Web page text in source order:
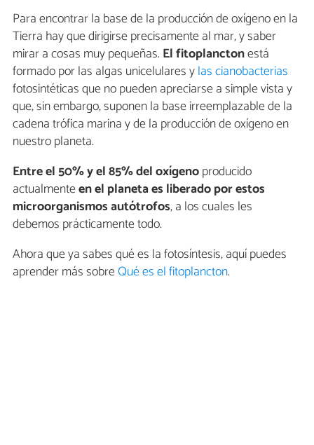
Para encontrar la base de la producción de oxígeno en la
Tierra hay que dirigirse precisamente al mar, y saber
mirar a cosas muy pequeñas. El fitoplanctonestá
formado por las algas unicelulares ylas cianobacterias
fotosintéticas que no pueden apreciarse a simple vista y
que, sin embargo, suponen la base irreemplazable de la
cadena trófica marina y de la producción de oxígeno en
nuestro planeta.
Entre el 50% y el 85% del oxígenoproducido
actualmenteen el planeta es liberado por estos
microorganismos autótrofos, a los cuales les
debemos prácticamente todo.
Ahora que ya sabes qué es la fotosíntesis, aquí puedes
aprender más sobreQué es el fitoplancton.